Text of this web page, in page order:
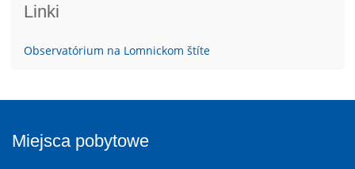
Linki
Observatórium na Lomnickom štíte
Miejsca pobytowe